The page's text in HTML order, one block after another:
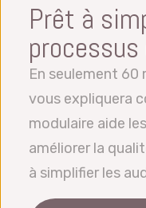
avons des
pouvons
dans la plupart
environnement
Nous pouvons
l’exportation
et des bases de
intégrons
MES, etc.
Prêt à
En seulement 60
vous expliquera
modulaire aide
améliorer la
à simplifier les